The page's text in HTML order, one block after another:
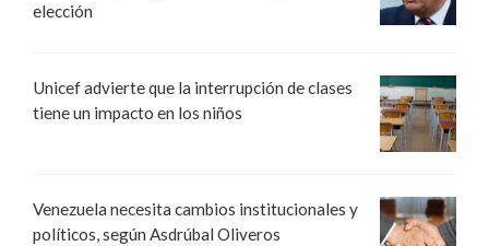
elección
Unicef advierte que la interrupción de clases
tiene un impacto en los niños
Venezuela necesita cambios institucionales y
políticos, según Asdrúbal Oliveros